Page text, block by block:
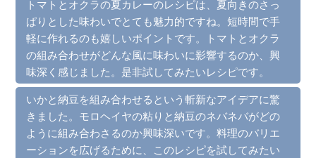
トマトとオクラの夏カレーのレシピは、夏向きのさっ
ぱりとした味わいでとても魅力的ですね。短時間で手
軽に作れるのも嬉しいポイントです。トマトとオクラ
の組み合わせがどんな風に味わいに影響するのか、興
味深く感じました。是非試してみたいレシピです。
いかと納豆を組み合わせるという斬新なアイデアに驚
きました。モロヘイヤの粘りと納豆のネバネバがどの
ように組み合わさるのか興味深いです。料理のバリエ
ーションを広げるために、このレシピを試してみたい